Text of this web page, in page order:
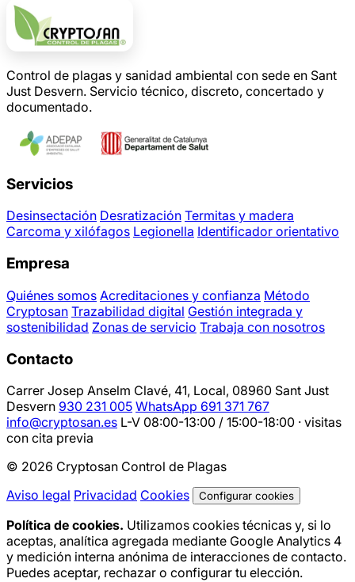
Control de plagas y sanidad ambiental con sede en Sant
Just Desvern. Servicio técnico, discreto, concertado y
documentado.
Servicios
Desinsectación Desratización Termitas y madera
Carcoma y xilófagos Legionella Identificador orientativo
Empresa
Quiénes somos Acreditaciones y confianza Método
Cryptosan Trazabilidad digital Gestión integrada y
sostenibilidad Zonas de servicio Trabaja con nosotros
Contacto
Carrer Josep Anselm Clavé, 41, Local, 08960 Sant Just
Desvern 930 231 005 WhatsApp 691 371 767
info@cryptosan.es L-V 08:00-13:00 / 15:00-18:00 · visitas
con cita previa
© 2026 Cryptosan Control de Plagas
Aviso legal Privacidad Cookies Configurar cookies
Política de cookies. Utilizamos cookies técnicas y, si lo
aceptas, analítica agregada mediante Google Analytics 4
y medición interna anónima de interacciones de contacto.
Puedes aceptar, rechazar o configurar tu elección.